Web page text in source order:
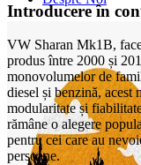
Introducere în
VW Sharan Mk1B,
produs între 2000 și
monovolumelor de
diesel și benzină, acest
modularitate și
rămâne o alegere
pentru cei care au
persoane.